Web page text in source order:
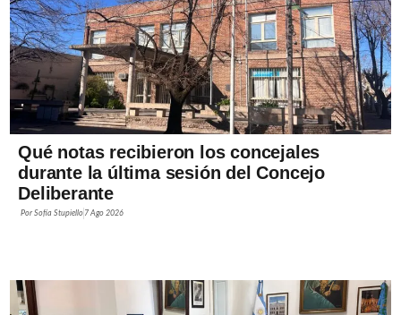
Qué notas recibieron los concejales
durante la última sesión del Concejo
Deliberante
PorSofía Stupiello 7 Ago 2026